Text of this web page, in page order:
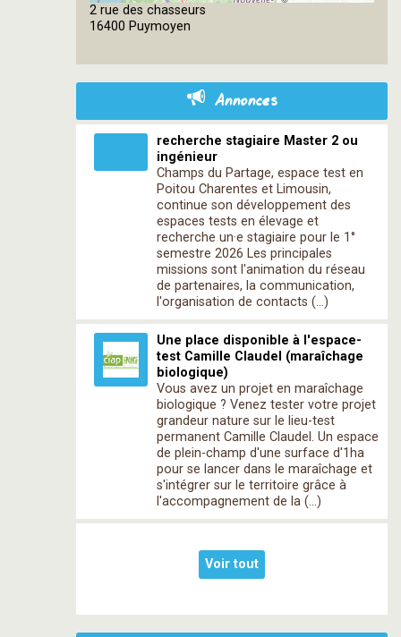
2 rue des chasseurs
16400 Puymoyen
Annonces
recherche stagiaire Master 2 ou
ingénieur
Champs du Partage, espace test en
Poitou Charentes et Limousin,
continue son développement des
espaces tests en élevage et
recherche un·e stagiaire pour le 1°
semestre 2026 Les principales
missions sont l'animation du réseau
de partenaires, la communication,
l'organisation de contacts (…)
Une place disponible à l'espace-
test Camille Claudel (maraîchage
biologique)
Vous avez un projet en maraîchage
biologique ? Venez tester votre projet
grandeur nature sur le lieu-test
permanent Camille Claudel. Un espace
de plein-champ d'une surface d'1ha
pour se lancer dans le maraîchage et
s'intégrer sur le territoire grâce à
l'accompagnement de la (…)
Voir tout